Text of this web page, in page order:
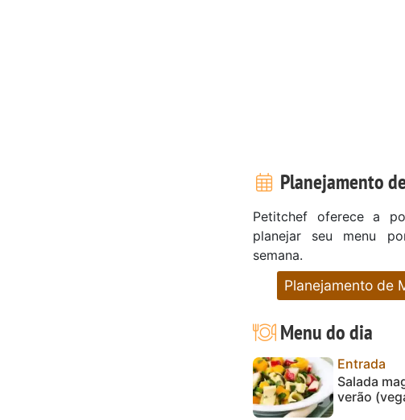
Planejamento
Petitchef oferece a
planejar seu menu
semana.
Planejamento de
Menu do dia
Entrada
Salada
verão